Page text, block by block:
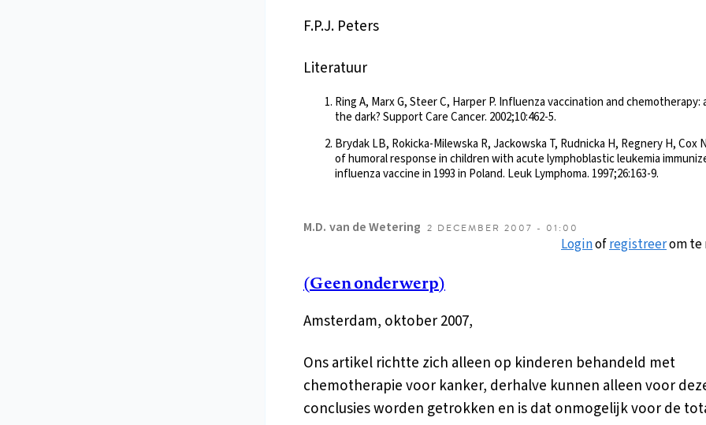
F.P.J. Peters
Literatuur
Ring A, Marx G, Steer C, Harper P. Influenza vaccination and chemotherapy:
the dark? Support Care Cancer. 2002;10:462-5.
Brydak LB, Rokicka-Milewska R, Jackowska T, Rudnicka H, Regnery H, Cox
of humoral response in children with acute lymphoblastic leukemia
influenza vaccine in 1993 in Poland. Leuk Lymphoma. 1997;26:163-9.
M.D. van de Wetering 2 DECEMBER 2007 - 01:00
Loginofregistreerom te
(Geen onderwerp)
Amsterdam, oktober 2007,
Ons artikel richtte zich alleen op kinderen behandeld met
chemotherapie voor kanker, derhalve kunnen alleen voor
conclusies worden getrokken en is dat onmogelijk voor de